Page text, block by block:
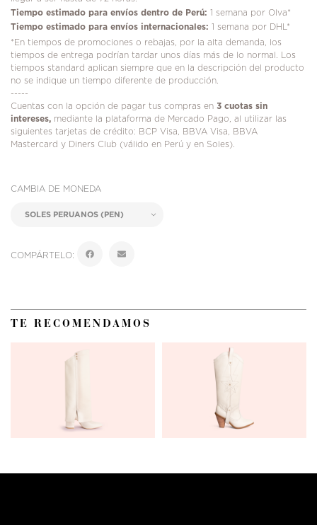
Tiempo estimado para envíos dentro de Perú: 1 semana por Olva*
Tiempo estimado para envíos internacionales: 1 semana por DHL*
*En tiempos de promociones o rebajas, por la alta demanda, los
tiempos de entrega podrían tardar unos días más de lo normal. Los
tiempos standard aplican siempre que en la descripción del producto
no se indique un tiempo diferente de producción.
-----
Cuentas con la opción de pagar tus compras en 3 cuotas sin
intereses, mediante la plataforma de Mercado Pago, al utilizar las
siguientes tarjetas de crédito: BCP Visa, BBVA Visa, BBVA
Mastercard y Diners Club (válido en Perú y en Soles).
COMPÁRTELO:
CAMBIA DE MONEDA
TE RECOMENDAMOS